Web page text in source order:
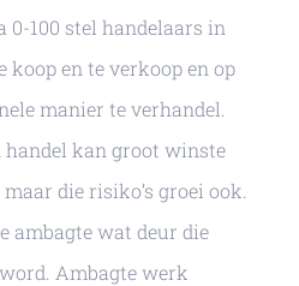
0-100 stel handelaars in
koop en te verkoop en op
manier te verhandel.
handel kan groot winste
die risiko’s groei ook.
ambagte wat deur die
Ambagte werk